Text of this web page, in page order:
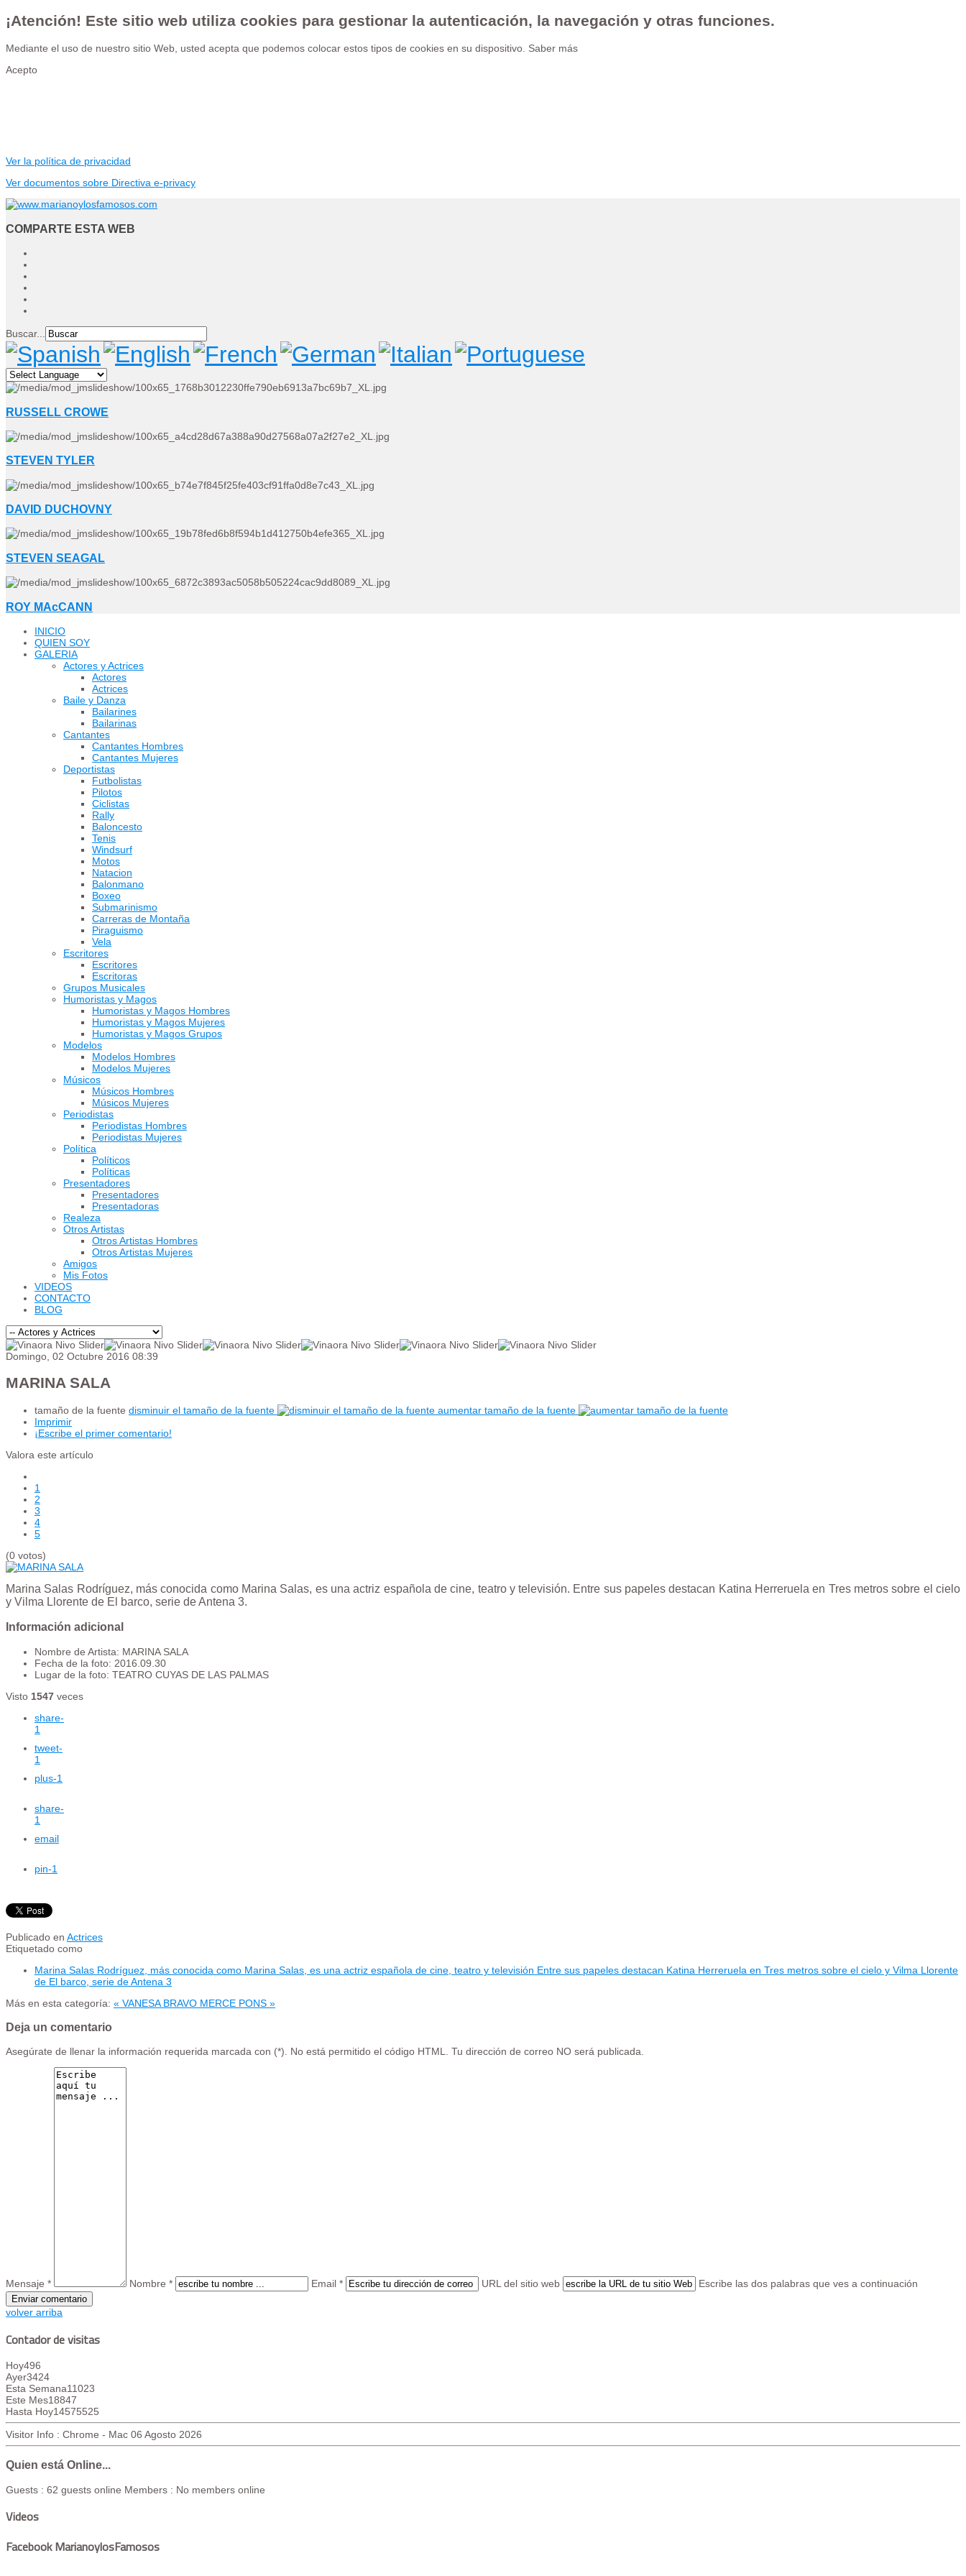
¡Atención! Este sitio web utiliza cookies para gestionar la autenticación, la navegación y otras funciones.
Mediante el uso de nuestro sitio Web, usted acepta que podemos colocar estos tipos de cookies en su dispositivo. Saber más
Acepto
Ver la política de privacidad
Ver documentos sobre Directiva e-privacy
COMPARTE ESTA WEB
Buscar...
RUSSELL CROWE
STEVEN TYLER
DAVID DUCHOVNY
STEVEN SEAGAL
ROY MAcCANN
INICIO
QUIEN SOY
GALERIA
Actores y Actrices
Actores
Actrices
Baile y Danza
Bailarines
Bailarinas
Cantantes
Cantantes Hombres
Cantantes Mujeres
Deportistas
Futbolistas
Pilotos
Ciclistas
Rally
Baloncesto
Tenis
Windsurf
Motos
Natacion
Balonmano
Boxeo
Submarinismo
Carreras de Montaña
Piraguismo
Vela
Escritores
Escritores
Escritoras
Grupos Musicales
Humoristas y Magos
Humoristas y Magos Hombres
Humoristas y Magos Mujeres
Humoristas y Magos Grupos
Modelos
Modelos Hombres
Modelos Mujeres
Músicos
Músicos Hombres
Músicos Mujeres
Periodistas
Periodistas Hombres
Periodistas Mujeres
Política
Políticos
Políticas
Presentadores
Presentadores
Presentadoras
Realeza
Otros Artistas
Otros Artistas Hombres
Otros Artistas Mujeres
Amigos
Mis Fotos
VIDEOS
CONTACTO
BLOG
Domingo, 02 Octubre 2016 08:39
MARINA SALA
tamaño de la fuente disminuir el tamaño de la fuente
aumentar tamaño de la fuente
Imprimir
¡Escribe el primer comentario!
Valora este artículo
1
2
3
4
5
(0 votos)
Marina Salas Rodríguez, más conocida como Marina Salas, es una actriz española de cine, teatro y televisión. Entre sus papeles destacan Katina Herreruela en Tres metros sobre el cielo
y Vilma Llorente de El barco, serie de Antena 3.
Información adicional
Nombre de Artista: MARINA SALA
Fecha de la foto: 2016.09.30
Lugar de la foto: TEATRO CUYAS DE LAS PALMAS
Visto 1547 veces
share-
1
tweet-
1
plus-1
share-
1
email
pin-1
Publicado en Actrices
Etiquetado como
Marina Salas Rodríguez, más conocida como Marina Salas, es una actriz española de cine, teatro y televisión Entre sus papeles destacan Katina Herreruela en Tres metros sobre el cielo y Vilma Llorente
de El barco, serie de Antena 3
Más en esta categoría: « VANESA BRAVO MERCE PONS »
Deja un comentario
Asegúrate de llenar la información requerida marcada con (*). No está permitido el código HTML. Tu dirección de correo NO será publicada.
Mensaje * Nombre * Email * URL del sitio web Escribe las dos palabras que ves a continuación
volver arriba
Contador de visitas
Hoy496
Ayer3424
Esta Semana11023
Este Mes18847
Hasta Hoy14575525
Visitor Info : Chrome - Mac 06 Agosto 2026
Quien está Online...
Guests : 62 guests online Members : No members online
Videos
Facebook MarianoylosFamosos